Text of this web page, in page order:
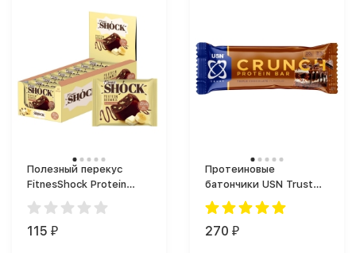
Полезный перекус
FitnesShock Protein
Brownie (50 г)
115 ₽
Протеиновые
батончики USN Trust
Crunch Protein Bar (60
г)
270 ₽